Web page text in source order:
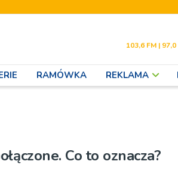
103,6 FM |
RAMÓWKA REKLAMA
Co to oznacza?